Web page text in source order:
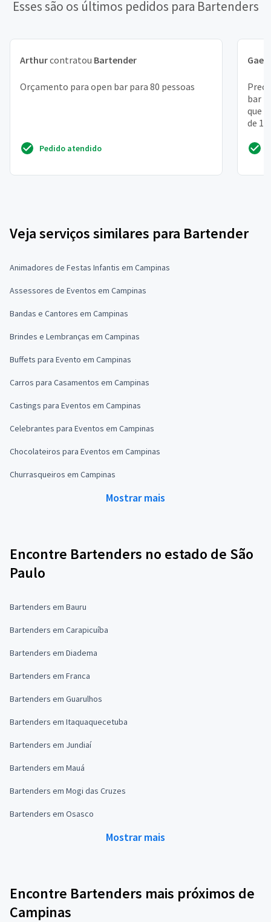
Esses são os últimos pedidos para Bartenders
Arthurcontratou Bartender
Orçamento para open bar para 80 pessoas
Pedido atendido
Gael
bar
que
de
Veja serviços similares para Bartender
Animadores de Festas Infantis em Campinas
Assessores de Eventos em Campinas
Bandas e Cantores em Campinas
Brindes e Lembranças em Campinas
Buffets para Evento em Campinas
Carros para Casamentos em Campinas
Castings para Eventos em Campinas
Celebrantes para Eventos em Campinas
Chocolateiros para Eventos em Campinas
Churrasqueiros em Campinas
Mostrar mais
Encontre Bartenders no estado de São
Paulo
Bartenders em Bauru
Bartenders em Carapicuíba
Bartenders em Diadema
Bartenders em Franca
Bartenders em Guarulhos
Bartenders em Itaquaquecetuba
Bartenders em Jundiaí
Bartenders em Mauá
Bartenders em Mogi das Cruzes
Bartenders em Osasco
Mostrar mais
Encontre Bartenders mais próximos de
Campinas